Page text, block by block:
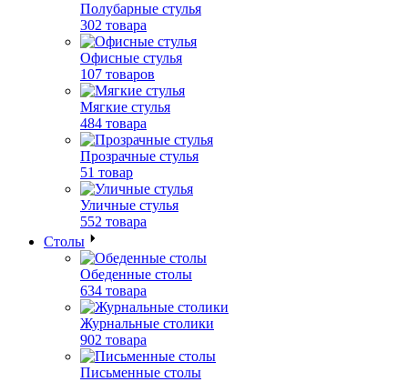
Полубарные стулья
302 товара
Офисные стулья
107 товаров
Мягкие стулья
484 товара
Прозрачные стулья
51 товар
Уличные стулья
552 товара
Столы
Обеденные столы
634 товара
Журнальные столики
902 товара
Письменные столы